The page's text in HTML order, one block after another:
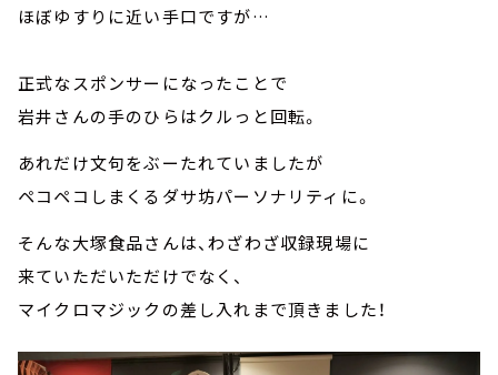
ほぼゆすりに近い手口ですが…
正式なスポンサーになったことで
岩井さんの手のひらはクルっと回転。
あれだけ文句をぶーたれていましたが
ペコペコしまくるダサ坊パーソナリティに。
そんな大塚食品さんは、わざわざ収録現場に
来ていただいただけでなく、
マイクロマジックの差し入れまで頂きました！